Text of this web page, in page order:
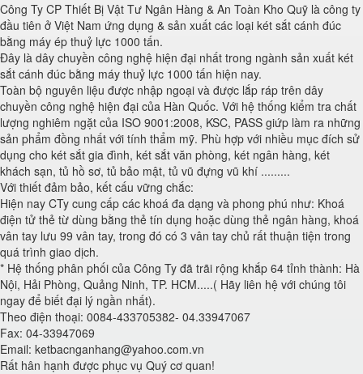
Công Ty CP Thiết Bị Vật Tư Ngân Hàng & An Toàn Kho Quỹ là công ty
đầu tiên ở Việt Nam ứng dụng & sản xuất các loại két sắt cánh đúc
bằng máy ép thuỷ lực 1000 tấn.
Đây là dây chuyền công nghệ hiện đại nhất trong ngành sản xuất két
sắt cánh đúc bằng máy thuỷ lực 1000 tấn hiện nay.
Toàn bộ nguyên liệu được nhập ngoại và được lắp ráp trên dây
chuyền công nghệ hiện đại của Hàn Quốc. Với hệ thống kiểm tra chất
lượng nghiêm ngặt của ISO 9001:2008, KSC, PASS giứp làm ra những
sản phẩm đồng nhất với tính thẩm mỹ. Phù hợp với nhiều mục đích sử
dụng cho két sắt gia đình, két sắt văn phòng, két ngân hàng, két
khách sạn, tủ hồ sơ, tủ bảo mật, tủ vũ đựng vũ khí .........
Với thiết đảm bảo, kết cấu vững chắc:
Hiện nay CTy cung cấp các khoá đa dạng và phong phú như: Khoá
điện tử thẻ từ dùng bằng thẻ tín dụng hoặc dùng thẻ ngân hàng, khoá
vân tay lưu 99 vân tay, trong đó có 3 vân tay chủ rất thuận tiện trong
quá trình giao dịch.
* Hệ thống phân phối của Công Ty đã trãi rộng khắp 64 tỉnh thành: Hà
Nội, Hải Phòng, Quảng Ninh, TP. HCM.....( Hãy liên hệ với chúng tôi
ngay để biết đại lý ngần nhất).
Theo điện thoại: 0084-433705382- 04.33947067
Fax: 04-33947069
Email: ketbacnganhang@yahoo.com.vn
Rất hân hạnh được phục vụ Quý cơ quan!